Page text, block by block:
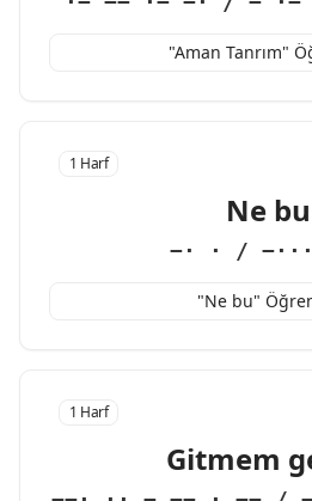
"Aman Tanrım"
1 Harf
Ne bu
−· · /
"Ne bu"
1 Harf
Gitmem